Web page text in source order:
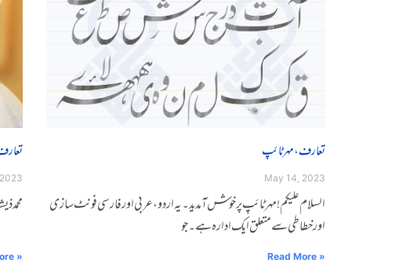
محمد
»
تعارف، مہر ٹائپ
May 14, 2023
السلاݣݣم ݣݣݣݣݣݣݣݣݣݣݣݣݣݣݣݣݣݣݣݣݣعلیکم ! مہر ݣݣݣٹاݣݣݣئپ ݣݣپر ݣݣݣݣݣݣݣݣݣخوݣݣݣشـ ݣݣݣݣݣݣآݣݣݣمدید ۔ یہ ݣݣݣݣاردو، عربی اور فارݣݣݣݣݣݣݣݣݣسی ݣݣݣݣفوݣݣݣݣݣݣنٹ سازݣݣی
ݣݣاور ݣݣݣݣݣݣخطاݣݣݣݣطی سے ݣݣݣݣݣݣݣݣݣݣݣݣݣݣݣݣݣݣݣݣݣݣݣݣݣݣݣمتعلق ݣݣایک ادارہ ہے ݣݣ۔ ݣݣݣݣݣجو
Read More »